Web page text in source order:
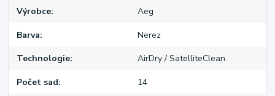
Výrobce Aeg
Barva Nerez
Technologie AirDry / SatelliteClean
Počet sad 14